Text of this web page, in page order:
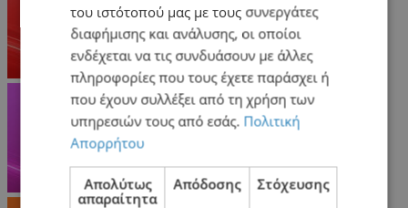
του ιστότοπού μας με τους συνεργάτες
διαφήμισης και ανάλυσης, οι οποίοι
ενδέχεται να τις συνδυάσουν με άλλες
πληροφορίες που τους έχετε παράσχει ή
που έχουν συλλέξει από τη χρήση των
υπηρεσιών τους από εσάς. Πολιτική
Απορρήτου
Απολύτως
απαραίτητα
Απόδοσης Στόχευσης